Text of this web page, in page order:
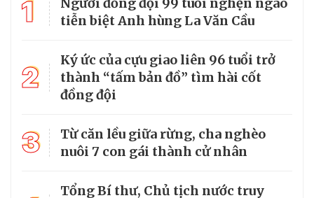
1
Người đồng đội 99 tuổi nghẹn ngào
tiễn biệt Anh hùng La Văn Cầu
2
Ký ức của cựu giao liên 96 tuổi trở
thành “tấm bản đồ” tìm hài cốt
đồng đội
3
Từ căn lều giữa rừng, cha nghèo
nuôi 7 con gái thành cử nhân
Tổng Bí thư, Chủ tịch nước truy